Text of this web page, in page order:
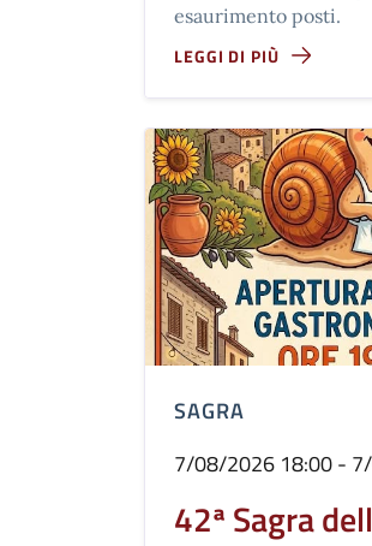
esaurimento posti.
LEGGI DI PIÙ
SAGRA
7/08/2026 18:00 -
42ª Sagra